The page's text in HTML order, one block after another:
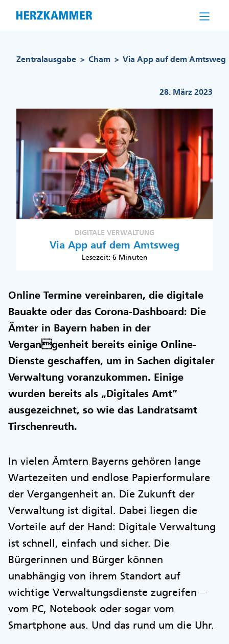
Zentralausgabe > Cham > Via App auf dem Amtsweg
28. März 2023
DIGITALE VERWALTUNG
Via App auf dem Amtsweg
Lesezeit: 6 Minuten
Online Termine vereinbaren, die digitale
Bauakte oder das Corona-Dashboard: Die
Ämter in Bayern haben in der
Vergangenheit bereits einige Online-
Dienste geschaffen, um in Sachen digitaler
Verwaltung voranzukommen. Einige
wurden bereits als „Digitales Amt“
ausgezeichnet, so wie das Landratsamt
Tirschenreuth.
In vielen Ämtern Bayerns gehören lange
Wartezeiten und endlose Papierformulare
der Vergangenheit an. Die Zukunft der
Verwaltung ist digital. Dabei liegen die
Vorteile auf der Hand: Digitale Verwaltung
ist schnell, einfach und sicher. Die
Bürgerinnen und Bürger können
unabhängig von ihrem Standort auf
wichtige Verwaltungsdienste zugreifen –
vom PC, Notebook oder sogar vom
Smartphone aus. Und das rund um die Uhr.